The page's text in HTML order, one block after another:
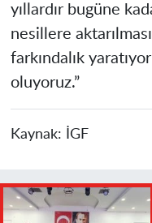
yıllardır bugüne
nesillere
farkındalık
oluyoruz.”
Kaynak: İGF